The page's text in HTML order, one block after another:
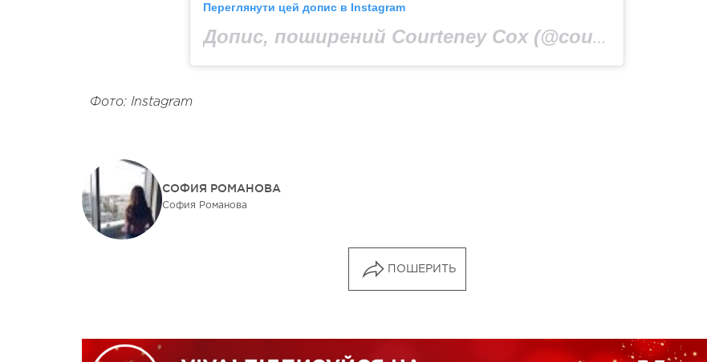
Переглянути цей допис в Instagram
Допис, поширений Courteney Cox (@courteneycoxofficial)
Фото: Instagram
СОФИЯ РОМАНОВА
София Романова
ПОШЕРИТЬ